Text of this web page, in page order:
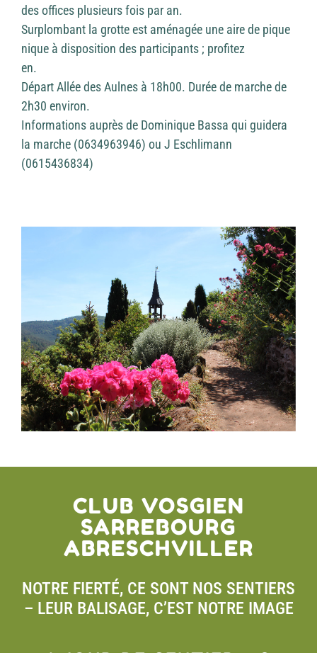
des offices plusieurs fois par an.
Surplombant la grotte est aménagée une aire de pique
nique à disposition des participants ; profitez
en.
Départ Allée des Aulnes à 18h00. Durée de marche de
2h30 environ.
Informations auprès de Dominique Bassa qui guidera
la marche (0634963946) ou J Eschlimann
(0615436834)
CLUB VOSGIEN
SARREBOURG
ABRESCHVILLER
NOTRE FIERTÉ, CE SONT NOS SENTIERS
– LEUR BALISAGE, C’EST NOTRE IMAGE